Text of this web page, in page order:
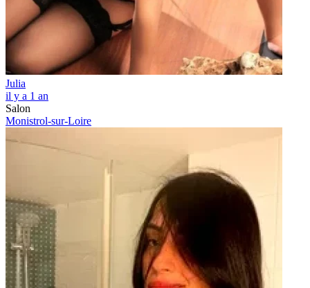
Julia
il y a 1 an
Salon
Monistrol-sur-Loire